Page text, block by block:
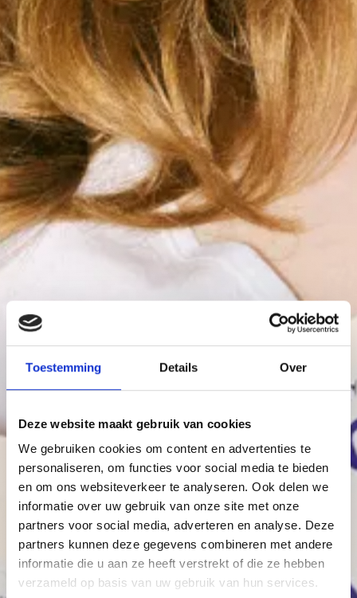
Toestemming Details Over
Deze website maakt gebruik van cookies
We gebruiken cookies om content en advertenties te
personaliseren, om functies voor social media te bieden
en om ons websiteverkeer te analyseren. Ook delen we
informatie over uw gebruik van onze site met onze
partners voor social media, adverteren en analyse. Deze
partners kunnen deze gegevens combineren met andere
informatie die u aan ze heeft verstrekt of die ze hebben
verzameld op basis van uw gebruik van hun services.